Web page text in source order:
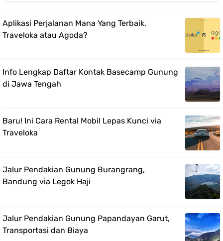
Aplikasi Perjalanan Mana Yang Terbaik,
Traveloka atau Agoda?
Info Lengkap Daftar Kontak Basecamp Gunung
di Jawa Tengah
Baru! Ini Cara Rental Mobil Lepas Kunci via
Traveloka
Jalur Pendakian Gunung Burangrang,
Bandung via Legok Haji
Jalur Pendakian Gunung Papandayan Garut,
Transportasi dan Biaya